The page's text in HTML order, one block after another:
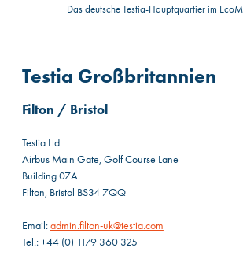
Das deutsche Testia-Hauptquartier im
Testia Großbritannien
Filton / Bristol
Testia Ltd
Airbus Main Gate, Golf Course Lane
Building 07A
Filton, Bristol BS34 7QQ
Email:admin.filton-uk@testia.com
Tel.: +44 (0) 1179 360 325